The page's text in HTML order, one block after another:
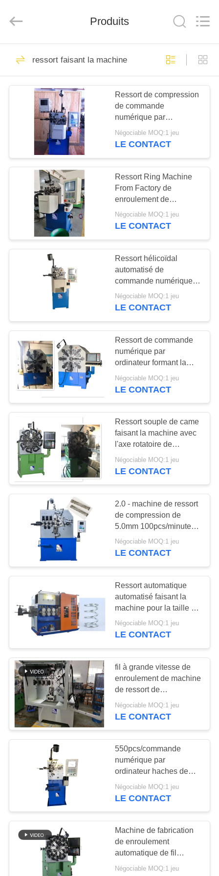
MAISON
PRODUITS
SUJET
NOUS
VISITE
D'USINE
CONTRÔLE
DE
QUALITÉ
CONTACTEZ-
NOUS
NOUVELLES
DEMANDEZ
UNE
CITATION
PLAN
DU
SITE
PRIVACY
POLICY
Co.,
machine de ressort
de commande
numérique par
ordinateur
225
Machine de
enroulement de
ressort
46
Machine de ressort
de compression
Machine à cintrer de
ressort
42
machine à cintrer de
fil
guide la machine
17
Machine de ressort
de torsion
18
Machine de ressort
de tension
Produits
ressort faisant la machine
Ressort de compression
de commande
numérique par
ordinateur de haute
précision faisant la
longueur
Négociable MOQ:1 jeu
LE CONTACT
Ressort Ring Machine
From Factory de
enroulement de
fabrication de
commande numérique
Négociable MOQ:1 jeu
LE CONTACT
Ressort hélicoïdal
automatisé de
commande numérique
par ordinateur de pot
tournant de compression
Négociable MOQ:1 jeu
LE CONTACT
Ressort de commande
numérique par
ordinateur formant la
machine avec douze
haches tournant guide la
Négociable MOQ:1 jeu
LE CONTACT
Ressort souple de came
faisant la machine avec
l'axe rotatoire de
cannette et alimentant
l'axe
Négociable MOQ:1 jeu
LE CONTACT
2.0 - machine de ressort
de compression de
5.0mm 100pcs/minute
avec la haute
performance
Négociable MOQ:1 jeu
LE CONTACT
Ressort automatique
automatisé faisant la
machine pour la taille de
fil 6 - 14mm
Négociable MOQ:1 jeu
LE CONTACT
fil à grande vitesse de
enroulement de machine
de ressort de
compression de la
commande numérique
Négociable MOQ:1 jeu
LE CONTACT
550pcs/commande
numérique par
ordinateur haches de
Min Coil Spring Making
Machine deux faisant la
Négociable MOQ:1 jeu
LE CONTACT
Machine de fabrication
de enroulement
automatique de fil
d'acier d'équipement
Négociable MOQ:1 jeu